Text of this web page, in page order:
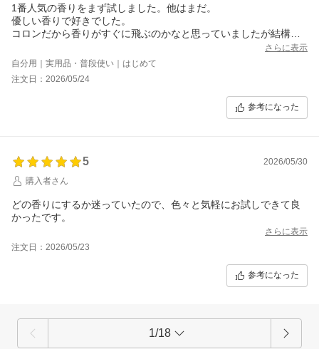
1番人気の香りをまず試しました。他はまだ。
優しい香りで好きでした。
コロンだから香りがすぐに飛ぶのかなと思っていましたが結構残
お試し用の容器はよく配られているサンプルのスプレーと同じで
作りがちゃちなので、綺麗に噴射できないときもあるけど、この
香りならべちゃっとついてしまっても許せる。
イングリッシュペアー&フリージア以外の香りも試すのが楽しみで
気に入った香りをリピしたくて説明を眺めています。
さらに表示
自分用｜実用品・普段使い｜はじめて
注文日：2026/05/24
参考になった
5
2026/05/30
購入者さん
どの香りにするか迷っていたので、色々と気軽にお試しできて良
かったです。
さらに表示
注文日：2026/05/23
参考になった
1/18